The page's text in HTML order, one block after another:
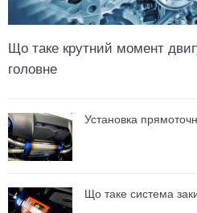
Що таке крутний момент
головне
Установка
Що таке система